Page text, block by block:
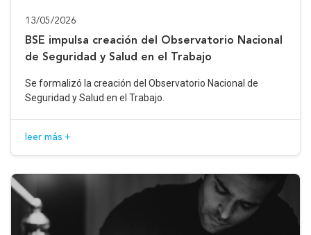
13/05/2026
BSE impulsa creación del Observatorio Nacional
de Seguridad y Salud en el Trabajo
Se formalizó la creación del Observatorio Nacional de
Seguridad y Salud en el Trabajo.
leer más +